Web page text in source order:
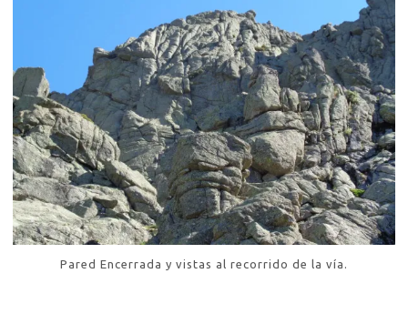
Pared Encerrada y vistas al recorrido de la vía.